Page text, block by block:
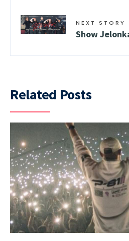
NEXT STORY
Show
Related Posts